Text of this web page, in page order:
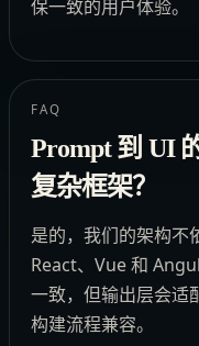
保一致的用户体验。
FAQ
Prompt 到 UI
复杂框架？
是的，我们的架构不
React、Vue 和
一致，但输出层会适
构建流程兼容。